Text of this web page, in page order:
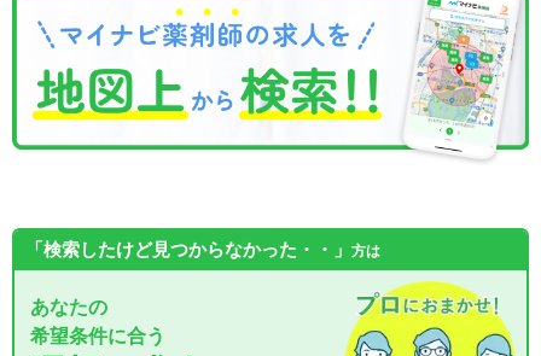
「検索したけど見つからなかった・・」 方は
あなたの
希望条件に合う